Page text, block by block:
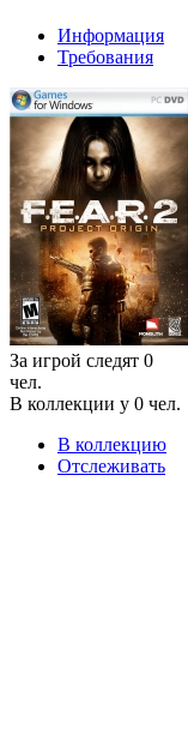
Информация
Требования
За игрой следят 0
чел.
В коллекции у 0 чел.
В коллекцию
Отслеживать